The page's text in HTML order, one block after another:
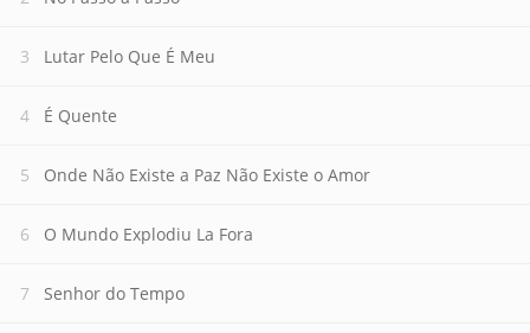
Lutar Pelo Que É Meu
É Quente
Onde Não Existe a Paz Não Existe o Amor
O Mundo Explodiu La Fora
Senhor do Tempo